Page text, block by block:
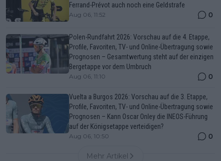
Ferrand-Prévot auch noch eine Geldstrafe
Aug 06, 11:52 0
Polen-Rundfahrt 2026: Vorschau auf die 4. Etappe,
Profile, Favoriten, TV- und Online-Übertragung sowie
Prognosen – Gesamtwertung steht auf der einzigen
Bergetappe vor dem Umbruch
Aug 06, 11:10 0
Vuelta a Burgos 2026: Vorschau auf die 3. Etappe,
Profile, Favoriten, TV- und Online-Übertragung sowie
Prognosen – Kann Oscar Onley die INEOS-Führung
auf der Königsetappe verteidigen?
Aug 06, 10:50 0
Mehr Artikel